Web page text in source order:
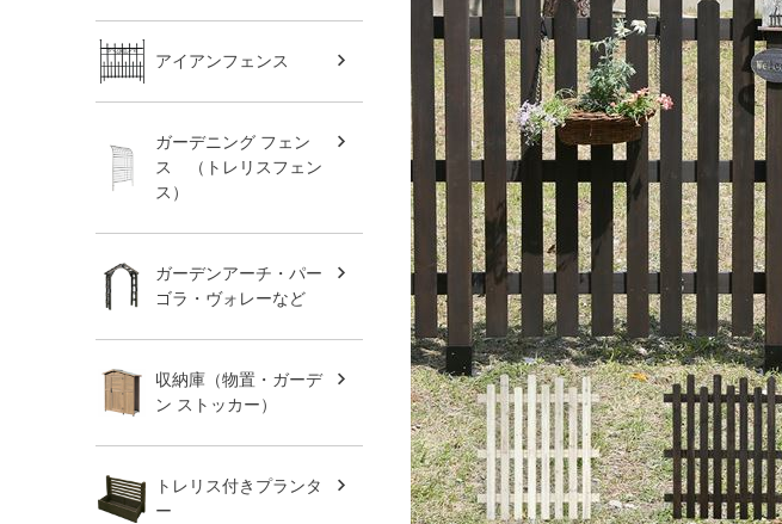
アイアンフェンス
ガーデニング フェン
ス （トレリスフェン
ス）
ガーデンアーチ・パー
ゴラ・ヴォレーなど
収納庫（物置・ガーデ
ン ストッカー）
トレリス付きプランタ
ー